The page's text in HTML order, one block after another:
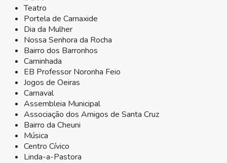
Teatro
Portela de Carnaxide
Dia da Mulher
Nossa Senhora da Rocha
Bairro dos Barronhos
Caminhada
EB Professor Noronha Feio
Jogos de Oeiras
Carnaval
Assembleia Municipal
Associação dos Amigos de Santa Cruz
Bairro da Cheuni
Música
Centro Cívico
Linda-a-Pastora